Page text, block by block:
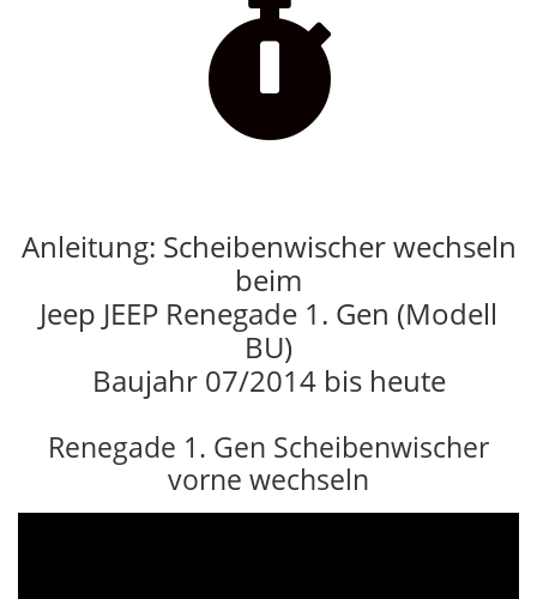

Anleitung: Scheibenwischer wechseln
beim
Jeep JEEP Renegade 1. Gen (Modell
BU)
Baujahr 07/2014 bis heute
Renegade 1. Gen Scheibenwischer
vorne wechseln